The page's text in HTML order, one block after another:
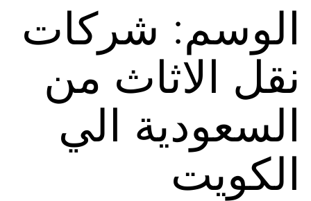
الوسم: شركات
نقل الاثاث من
السعودية الي
الكويت